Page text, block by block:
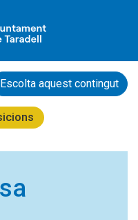
Escolta aquest contingut